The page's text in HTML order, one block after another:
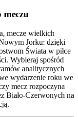
meczu
mecze wielkich
Jorku: dzięki
Świata w piłce
Wybieraj spośród
analitycznych
wydarzenie roku we
mecz rozpoczyna
Biało-Czerwonych na